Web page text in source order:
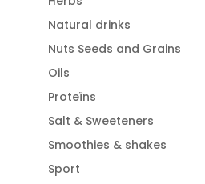
Natural drinks
Nuts Seeds and Grains
Oils
Proteïns
Salt & Sweeteners
Smoothies & shakes
Sport